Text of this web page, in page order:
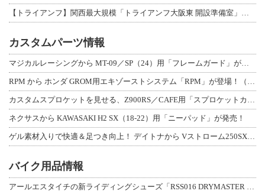
【トライアンフ】関西最大規模「トライアンフ大阪東 開設準備室」がオープン！ 限定
カスタムパーツ情報
マジカルレーシングから MT-09／SP（24）用「フレームガード」が登場！
RPM から ホンダ GROM用エキゾーストシステム「RPM」が登場！（動画あり
カスタムスプロケットを見せる、Z900RS／CAFE用「スプロケットカバーフルキ
ネクサスから KAWASAKI H2 SX（18-22）用「ニーパッド」が発売！
ゲル素材入りで快適＆足つき向上！ デイトナから Vストローム250SX用「快適ロ
バイク用品情報
アールエスタイチの新ライディングシューズ「RSS016 DRYMASTER スト